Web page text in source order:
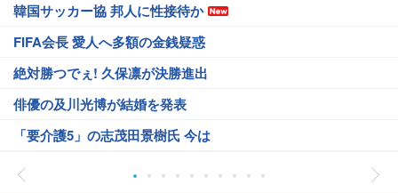
韓国サッカー協 邦人に性接待か
FIFA会長 愛人へ多額の金銭疑惑
絶対勝つでぇ! 久保凛が決勝進出
俳優の及川光博が結婚を発表
「要介護5」の志茂田景樹氏 今は